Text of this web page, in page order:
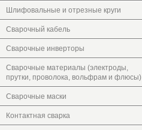
Шлифовальные и отрезные круги
Сварочный кабель
Сварочные инверторы
Сварочные материалы (электроды,
прутки, проволока, вольфрам и флюсы)
Сварочные маски
Контактная сварка